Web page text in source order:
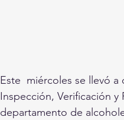
Este  miércoles se llevó
Inspección, Verificación y
departamento de